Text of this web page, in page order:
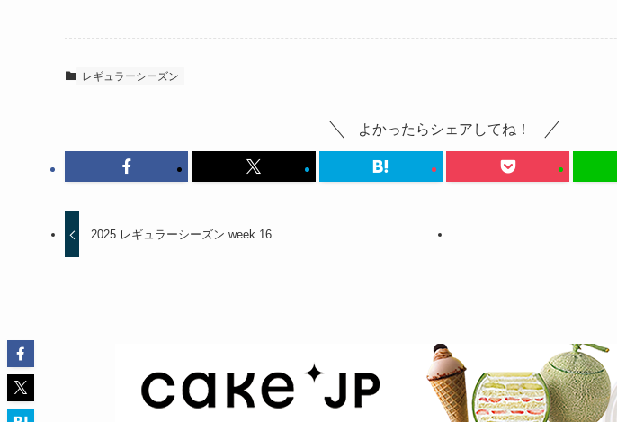
レギュラーシーズン
よかったらシェアしてね！
2025 レギュラーシーズン week.16